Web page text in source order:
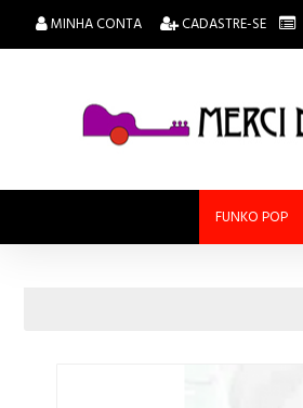
MINHA CONTA CADASTRE-SE
FUNKO POP